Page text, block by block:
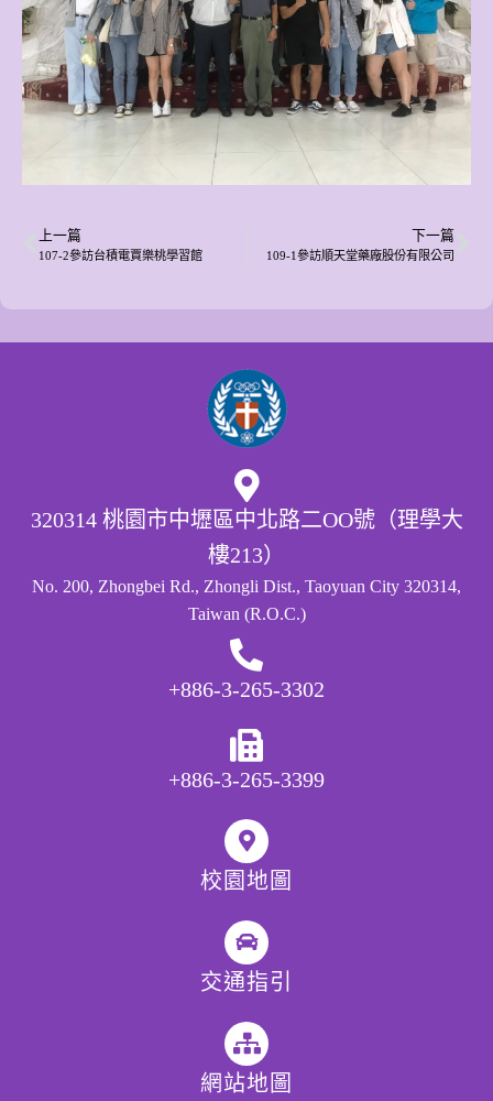
上一篇
107-2參訪台積電賈樂桃學習館
下一篇
109-1參訪順天堂藥廠股份有限公司
320314 桃園市中壢區中北路二OO號（理學大
樓213）
No. 200, Zhongbei Rd., Zhongli Dist., Taoyuan City 320314,
Taiwan (R.O.C.)
+886-3-265-3302
+886-3-265-3399
校園地圖
交通指引
網站地圖